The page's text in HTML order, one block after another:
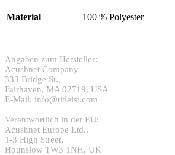
Material 100 % Polyester
Angaben zum Hersteller:
Acushnet Company
333 Bridge St.,
Fairhaven, MA 02719, USA
E-Mail: info@titleist.com
Verantwortlich in der EU:
Acushnet Europe Ltd.,
1-3 High Street,
Hounslow TW3 1NH, UK